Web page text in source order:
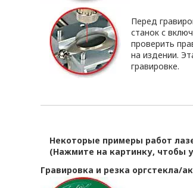
Перед
станок с
проверить
на издении.
гравировке.
Некоторые примеры работ
(Нажмите на картинку, чтобы
Гравировка и резка оргстекла/